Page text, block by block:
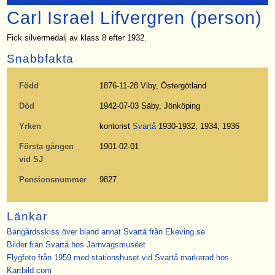
Carl Israel Lifvergren (person)
Fick silvermedalj av klass 8 efter 1932.
Snabbfakta
Född 1876-11-28 Viby, Östergötland
Död 1942-07-03 Säby, Jönköping
Yrken kontoristSvartå1930-1932, 1934, 1936
Första gången
vid SJ
1901-02-01
Pensionsnummer 9827
Länkar
Bangårdsskiss över bland annat Svartå från Ekeving.se
Bilder från Svartå hos Järnvägsmuséet
Flygfoto från 1959 med stationshuset vid Svartå markerad hos
Kartbild.com